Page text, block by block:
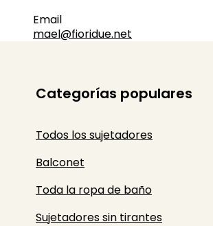
Email
mael@fioridue.net
Categorías populares
Todos los sujetadores
Balconet
Toda la ropa de baño
Sujetadores sin tirantes